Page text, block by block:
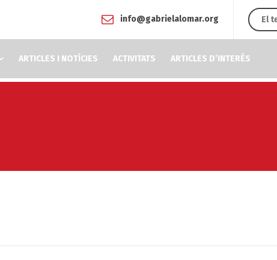
info@gabrielalomar.org
ARTICLES I NOTÍCIES ACTIVITATS ARTICLES D’INTERÉS